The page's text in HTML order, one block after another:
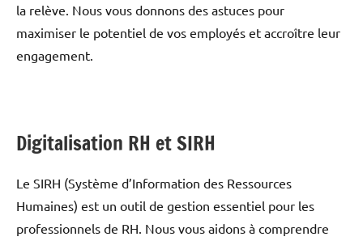
la relève. Nous vous donnons des astuces pour
maximiser le potentiel de vos employés et accroître leur
engagement.
Digitalisation RH et SIRH
Le SIRH (Système d’Information des Ressources
Humaines) est un outil de gestion essentiel pour les
professionnels de RH. Nous vous aidons à comprendre